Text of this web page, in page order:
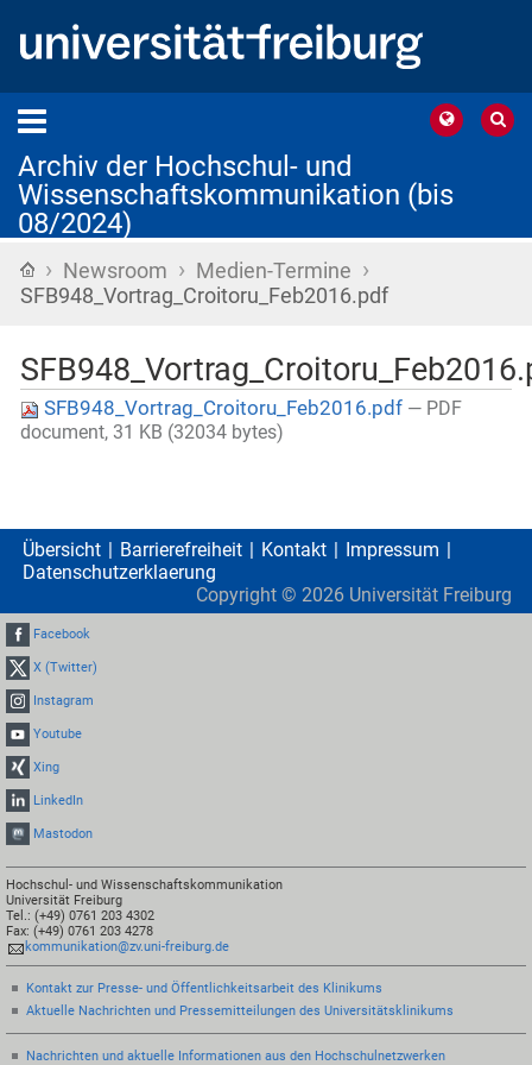
Archiv der Hochschul- und
Wissenschaftskommunikation (bis
08/2024)
Startseite
› Newsroom › Medien-Termine ›
SFB948_Vortrag_Croitoru_Feb2016.pdf
SFB948_Vortrag_Croitoru_Feb2016.pdf — PDF
document, 31 KB (32034 bytes)
Übersicht Barrierefreiheit Kontakt
Impressum
Datenschutzerklaerung
Copyright © 2026 Universität Freiburg
Facebook
X (Twitter)
Instagram
Youtube
Xing
LinkedIn
Mastodon
Hochschul- und Wissenschaftskommunikation
Universität Freiburg
Tel.: (+49) 0761 203 4302
Fax: (+49) 0761 203 4278
kommunikation@zv.uni-freiburg.de
Kontakt zur Presse- und Öffentlichkeitsarbeit des Klinikums
Aktuelle Nachrichten und Pressemitteilungen des Universitätsklinikums
Nachrichten und aktuelle Informationen aus den Hochschulnetzwerken